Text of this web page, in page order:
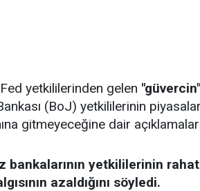
yetkililerinden gelen "güvercin"
(BoJ) yetkililerinin
gitmeyeceğine dair
bankalarının yetkililerinin
azaldığını söyledi.